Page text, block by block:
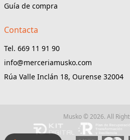
Guía de compra
Contacta
Tel. 669 11 91 90
info@merceriamusko.com
Rúa Valle Inclán 18, Ourense 32004
Musko © 2026. All